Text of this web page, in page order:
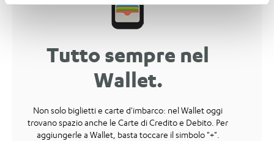
Tutto sempre nel
Wallet.
Non solo biglietti e carte d'imbarco: nel Wallet oggi
trovano spazio anche le Carte di Credito e Debito. Per
aggiungerle a Wallet, basta toccare il simbolo "+".